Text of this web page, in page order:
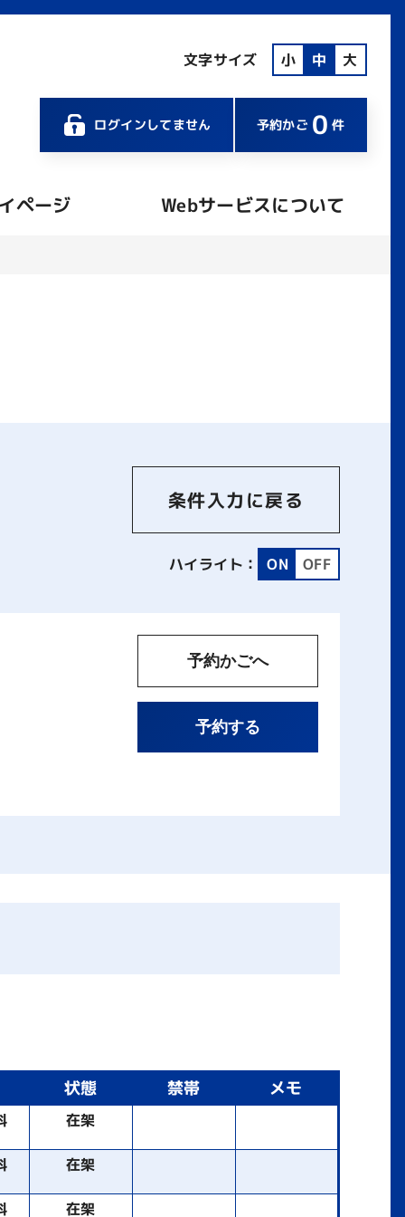
文字サイズ 小 中 大
ログインしてません 予約かご 0 件
ページ Webサービスについて
条件入力に戻る
ハイライト： ON OFF
予約かごへ
予約する
状態 禁帯 メモ
在架
在架
在架